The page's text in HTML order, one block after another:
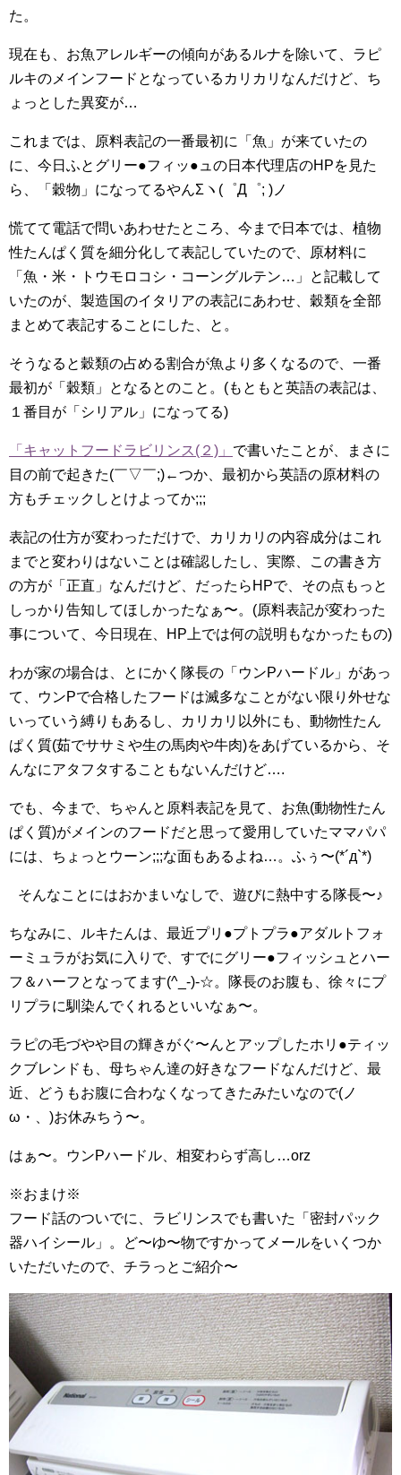
た。
現在も、お魚アレルギーの傾向があるルナを除いて、ラピ
ルキのメインフードとなっているカリカリなんだけど、ち
ょっとした異変が…
これまでは、原料表記の一番最初に「魚」が来ていたの
に、今日ふとグリー●フィッ●ュの日本代理店のHPを見た
ら、「穀物」になってるやんΣヽ(゜Д゜; )ノ
慌てて電話で問いあわせたところ、今まで日本では、植物
性たんぱく質を細分化して表記していたので、原材料に
「魚・米・トウモロコシ・コーングルテン…」と記載して
いたのが、製造国のイタリアの表記にあわせ、穀類を全部
まとめて表記することにした、と。
そうなると穀類の占める割合が魚より多くなるので、一番
最初が「穀類」となるとのこと。(もともと英語の表記は、
１番目が「シリアル」になってる)
「キャットフードラビリンス(２)」 で書いたことが、まさに
目の前で起きた(￣▽￣;)←つか、最初から英語の原材料の
方もチェックしとけよってか;;;
表記の仕方が変わっただけで、カリカリの内容成分はこれ
までと変わりはないことは確認したし、実際、この書き方
の方が「正直」なんだけど、だったらHPで、その点もっと
しっかり告知してほしかったなぁ〜。(原料表記が変わった
事について、今日現在、HP上では何の説明もなかったもの)
わが家の場合は、とにかく隊長の「ウンPハードル」があっ
て、ウンPで合格したフードは滅多なことがない限り外せな
いっていう縛りもあるし、カリカリ以外にも、動物性たん
ぱく質(茹でササミや生の馬肉や牛肉)をあげているから、そ
んなにアタフタすることもないんだけど….
でも、今まで、ちゃんと原料表記を見て、お魚(動物性たん
ぱく質)がメインのフードだと思って愛用していたママパパ
には、ちょっとウーン;;;な面もあるよね…。ふぅ〜(*´д`*)
そんなことにはおかまいなしで、遊びに熱中する隊長〜♪
ちなみに、ルキたんは、最近プリ●プトプラ●アダルトフォ
ーミュラがお気に入りで、すでにグリー●フィッシュとハー
フ＆ハーフとなってます(^_-)-☆。隊長のお腹も、徐々にプ
リプラに馴染んでくれるといいなぁ〜。
ラピの毛づやや目の輝きがぐ〜んとアップしたホリ●ティッ
クブレンドも、母ちゃん達の好きなフードなんだけど、最
近、どうもお腹に合わなくなってきたみたいなので(ノ
ω・、)お休みちう〜。
はぁ〜。ウンPハードル、相変わらず高し…orz
※おまけ※
フード話のついでに、ラビリンスでも書いた「密封パック
器ハイシール」。ど〜ゆ〜物ですかってメールをいくつか
いただいたので、チラっとご紹介〜